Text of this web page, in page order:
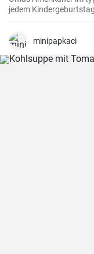
jedem
kann man sie einfach
minipapkaci